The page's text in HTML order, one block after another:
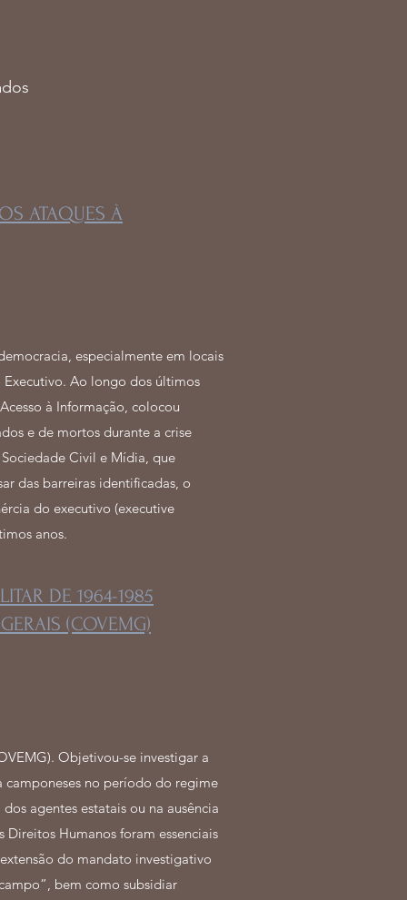
ATAQUES À
especialmente em locais
Ao longo dos últimos
à Informação, colocou
e de mortos durante a crise
Civil e Mídia, que
das barreiras identificadas, o
do executivo (executive
anos.
DE 1964-1985
(COVEMG)
Objetivou-se investigar a
camponeses no período do regime
agentes estatais ou na ausência
Humanos foram essenciais
do mandato investigativo
bem como subsidiar